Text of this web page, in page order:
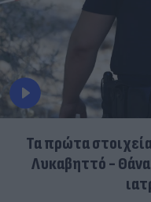
Τα πρώτα
Λυκαβηττό -